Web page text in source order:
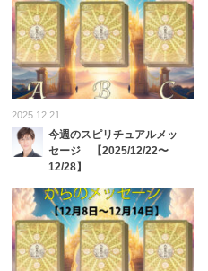
2025.12.21
今週のスピリチュアルメッ
セージ 【2025/12/22〜
12/28】